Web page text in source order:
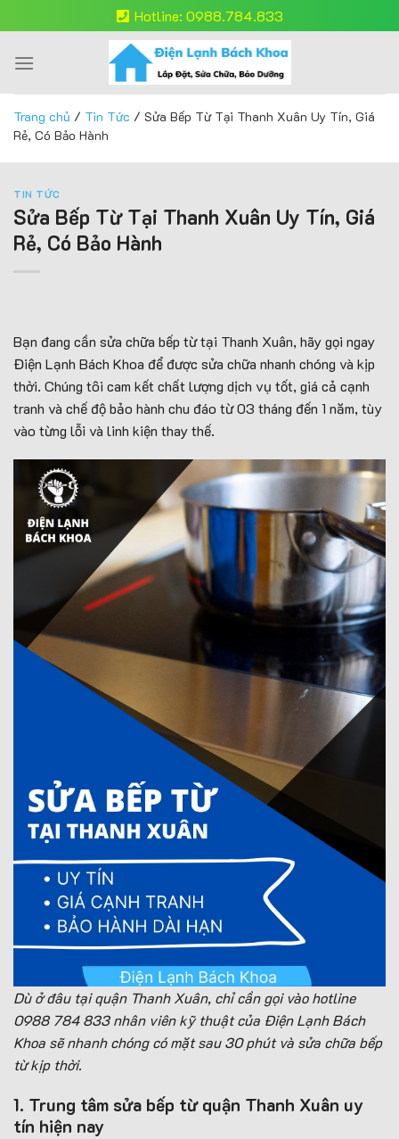
to
content
Hotline: 0988.784.833
Trang chủ / Tin Tức / Sửa Bếp Từ Tại Thanh Xuân Uy Tín, Giá
Rẻ, Có Bảo Hành
TIN TỨC
Sửa Bếp Từ Tại Thanh Xuân Uy Tín, Giá
Rẻ, Có Bảo Hành
Bạn đang cần sửa chữa bếp từ tại Thanh Xuân, hãy gọi ngay
Điện Lạnh Bách Khoa để được sửa chữa nhanh chóng và kịp
thời. Chúng tôi cam kết chất lượng dịch vụ tốt, giá cả cạnh
tranh và chế độ bảo hành chu đáo từ 03 tháng đến 1 năm, tùy
vào từng lỗi và linh kiện thay thế.
Dù ở đâu tại quận Thanh Xuân, chỉ cần gọi vào hotline
0988 784 833 nhân viên kỹ thuật của Điện Lạnh Bách
Khoa sẽ nhanh chóng có mặt sau 30 phút và sửa chữa bếp
từ kịp thời.
1. Trung tâm sửa bếp từ quận Thanh Xuân uy
tín hiện nay